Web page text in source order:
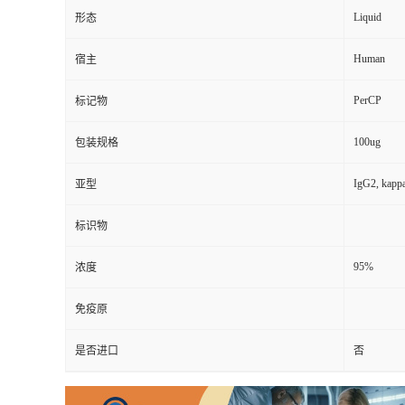
形态 Liquid
宿主 Human
标记物 PerCP
包装规格 100ug
亚型 IgG2,
标识物
浓度 95%
免疫原
是否进口 否